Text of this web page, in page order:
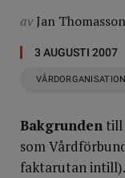
av Jan Thomasson
3 AUGUSTI 2007
VÅRDORGANISATION
Bakgrunden till
som
faktarutan